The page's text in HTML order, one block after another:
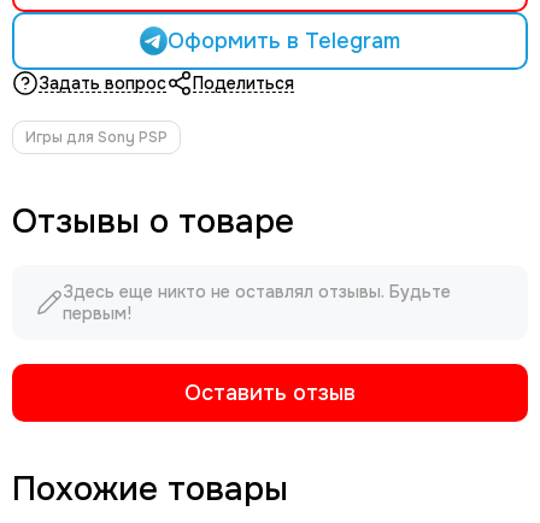
Оформить в Telegram
Задать вопрос Поделиться
Игры для Sony PSP
Отзывы о товаре
Здесь еще никто не оставлял отзывы. Будьте
первым!
Оставить отзыв
Похожие товары